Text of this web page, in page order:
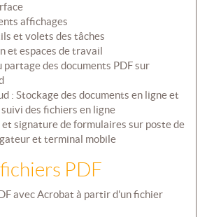
affichages
et volets des tâches
et espaces de travail
des documents PDF sur
: Stockage des documents en ligne et
des fichiers en ligne
signature de formulaires sur poste de
et terminal mobile
PDF
avec Acrobat à partir d'un fichier